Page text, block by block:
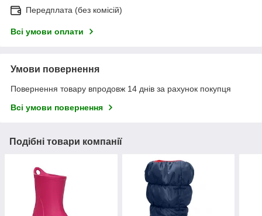
Передплата (без комісій)
Всі умови оплати
Умови повернення
Повернення товару впродовж 14 днів за рахунок покупця
Всі умови повернення
Подібні товари компанії